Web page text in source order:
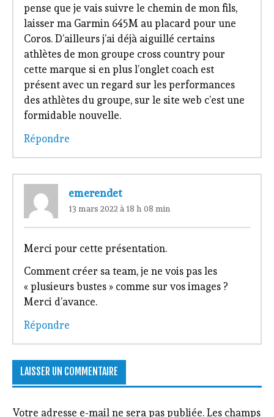
pense que je vais suivre le chemin de mon fils,
laisser ma Garmin 645M au placard pour une
Coros. D’ailleurs j’ai déjà aiguillé certains
athlètes de mon groupe cross country pour
cette marque si en plus l’onglet coach est
présent avec un regard sur les performances
des athlètes du groupe, sur le site web c’est une
formidable nouvelle.
Répondre
emerendet
13 mars 2022 à 18 h 08 min
Merci pour cette présentation.
Comment créer sa team, je ne vois pas les
« plusieurs bustes » comme sur vos images ?
Merci d’avance.
Répondre
LAISSER UN COMMENTAIRE
Votre adresse e-mail ne sera pas publiée. Les champs